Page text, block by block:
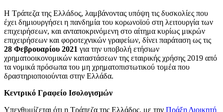
Η Τράπεζα της Ελλάδος, λαμβάνοντας υπόψη τις δυσκολίες που
έχει δημιουργήσει η πανδημία του κορωνοϊού στη λειτουργία των
επιχειρήσεων, και ανταποκρινόμενη στο αίτημα κυρίως μικρών
επιχειρήσεων και φοροτεχνικών γραφείων, δίνει παράταση ως τις
28 Φεβρουαρίου 2021 για την υποβολή ετήσιων
χρηματοοικονομικών καταστάσεων της εταιρικής χρήσης 2019 από
τα νομικά πρόσωπα του μη χρηματοπιστωτικού τομέα που
δραστηριοποιούνται στην Ελλάδα. ​
Κεντρικό Γραφείο Ισολογισμών
Υπενθυμίζεται ότι η Τράπεζα της Ελλάδος, με την Πράξη Διοικητή